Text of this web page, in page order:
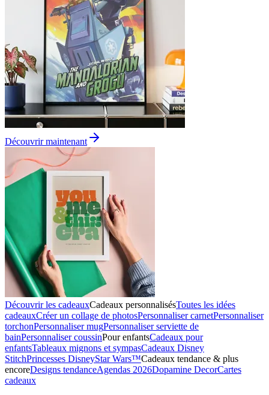
Découvrir maintenant
Découvrir les cadeauxCadeaux personnalisésToutes les idées
cadeauxCréer un collage de photosPersonnaliser carnetPersonnaliser
torchonPersonnaliser mugPersonnaliser serviette de
bainPersonnaliser coussinPour enfantsCadeaux pour
enfantsTableaux mignons et sympasCadeaux Disney
StitchPrincesses DisneyStar Wars™Cadeaux tendance & plus
encoreDesigns tendanceAgendas 2026Dopamine DecorCartes
cadeaux